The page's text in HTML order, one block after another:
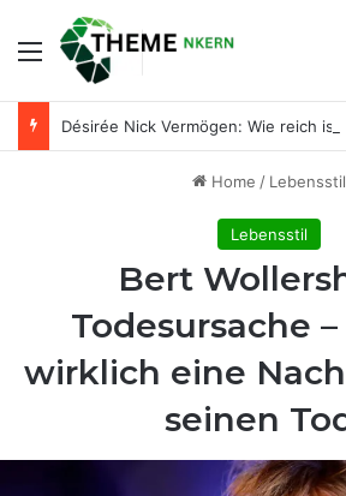
Menu
Home / Lebensstil
Lebensstil
Bert
Todesursache
wirklich eine
seinen